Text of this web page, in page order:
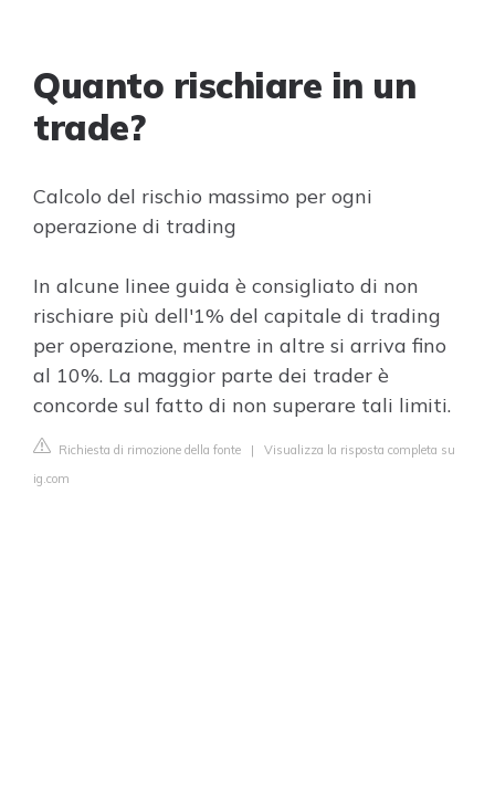
Quanto rischiare in un
trade?
Calcolo del rischio massimo per ogni
operazione di trading
In alcune linee guida è consigliato di non
rischiare più dell'1% del capitale di trading
per operazione, mentre in altre si arriva fino
al 10%. La maggior parte dei trader è
concorde sul fatto di non superare tali limiti.
Richiesta di rimozione della fonte | Visualizza la risposta completa su
ig.com